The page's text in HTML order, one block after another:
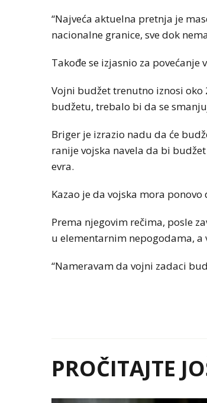
“Najveća aktuelna pretnja je
nacionalne granice, sve dok
Takođe se izjasnio za
Vojni budžet trenutno iznosi
budžetu, trebalo bi da se
Briger je izrazio nadu da će
ranije vojska navela da bi
evra.
Kazao je da vojska mora
Prema njegovim rečima, posle
u elementarnim nepogodama,
“Nameravam da vojni zadaci
PROČITAJTE